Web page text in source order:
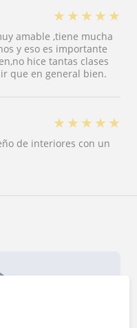
★ ★ ★ ★ ★
amable ,tiene mucha
y eso es importante
hice tantas clases
que en general bien.
★ ★ ★ ★ ★
de interiores con un